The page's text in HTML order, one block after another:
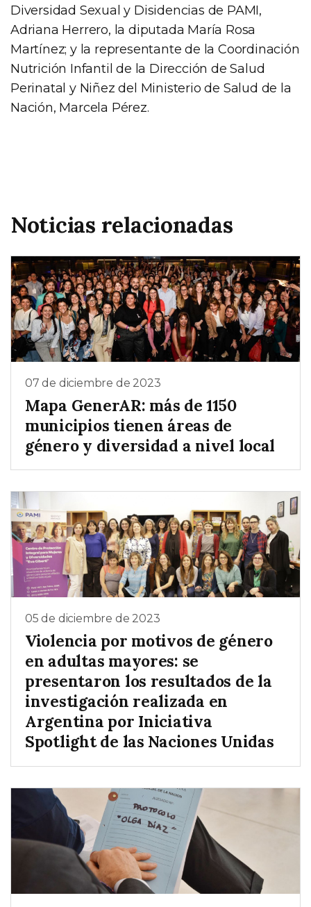
Diversidad Sexual y Disidencias de PAMI,
Adriana Herrero, la diputada María Rosa
Martínez; y la representante de la Coordinación
Nutrición Infantil de la Dirección de Salud
Perinatal y Niñez del Ministerio de Salud de la
Nación, Marcela Pérez.
Noticias relacionadas
07 de diciembre de 2023
Mapa GenerAR: más de 1150
municipios tienen áreas de
género y diversidad a nivel local
05 de diciembre de 2023
Violencia por motivos de género
en adultas mayores: se
presentaron los resultados de la
investigación realizada en
Argentina por Iniciativa
Spotlight de las Naciones Unidas